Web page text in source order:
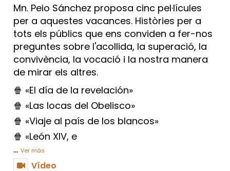
Mn. Peio Sánchez proposa cinc pel·lícules
per a aquestes vacances. Històries per a
tots els públics que ens conviden a fer-nos
preguntes sobre l'acollida, la superació, la
convivència, la vocació i la nostra manera
de mirar els altres.
🍿 «El día de la revelación»
🍿 «Las locas del Obelisco»
🍿 «Viaje al país de los blancos»
🍿 «León XIV, e
... Ver más
Vídeo